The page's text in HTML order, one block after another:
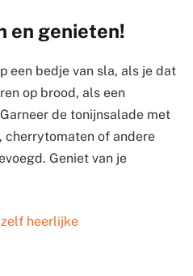
en genieten!
een bedje van sla, als je dat
op brood, als een
de tonijnsalade met
cherrytomaten of andere
Geniet van je
heerlijke